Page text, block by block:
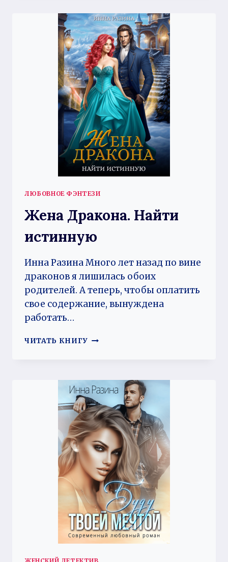
ЛЮБОВНОЕ ФЭНТЕЗИ
Жена Дракона. Найти
истинную
Инна Разина Много лет назад по вине
драконов я лишилась обоих
родителей. А теперь, чтобы оплатить
свое содержание, вынуждена
работать…
ЧИТАТЬ КНИГУ ЖЕНА